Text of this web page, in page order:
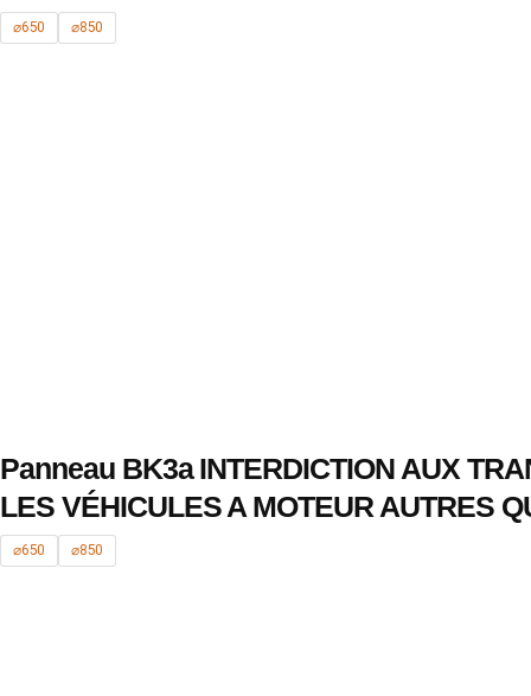
⌀650 ⌀850
Panneau BK3a INTERDICTION AUX
LES VÉHICULES A MOTEUR AUTRES
⌀650 ⌀850